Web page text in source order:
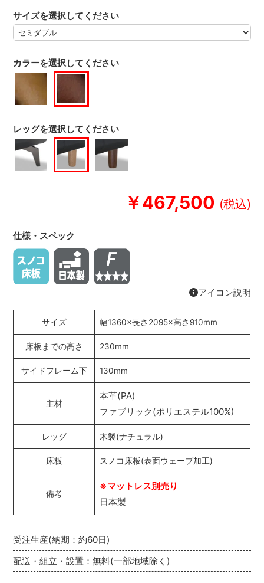
￥467,500
受注生産(納期：約60日)
配送・組立・設置：無料(一部地域除く)
カラーを選択してください
サイズを選択してください
レッグを選択してください
仕様・スペック
アイコン説明
サイズ 幅1360×長さ2095×高さ910mm
床板までの高さ 230mm
サイドフレーム下 130mm
主材
本革(PA)
ファブリック(ポリエステル100%)
レッグ 木製(ナチュラル)
床板 スノコ床板(表面ウェーブ加工)
備考
※マットレス別売り
日本製